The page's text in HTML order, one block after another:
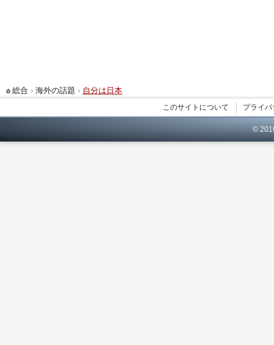
総合 › 海外の話題 › 自分は日本
このサイトについて プライ
©